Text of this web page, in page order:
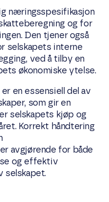
næringsspesifikasjon
og for
Den tjener også
selskapets interne
ved å tilby en
økonomiske ytelse.
en essensiell del av
som gir en
selskapets kjøp og
Korrekt håndtering
avgjørende for både
og effektiv
selskapet.